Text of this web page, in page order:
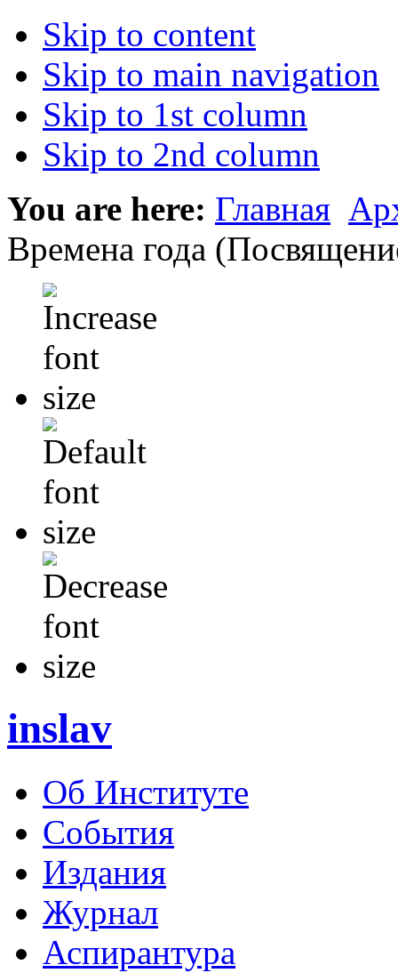
Skip to content
Skip to main navigation
Skip to 1st column
Skip to 2nd column
You are here: Главная
Времена года
inslav
Об Институте
События
Издания
Журнал
Аспирантура